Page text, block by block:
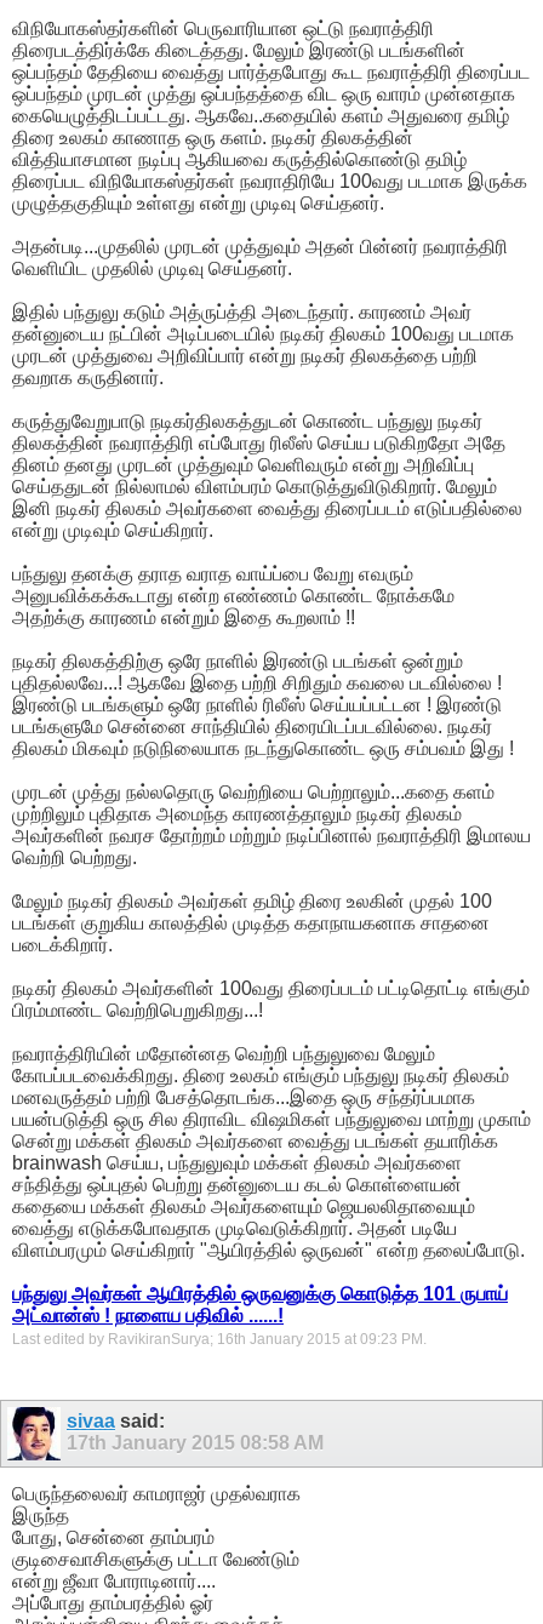
விநியோகஸ்தர்களின் பெருவாரியான ஒட்டு நவராத்திரி
திரைபடத்திர்க்கே கிடைத்தது. மேலும் இரண்டு படங்களின்
ஒப்பந்தம் தேதியை வைத்து பார்த்தபோது கூட நவராத்திரி திரைப்பட
ஒப்பந்தம் முரடன் முத்து ஒப்பந்தத்தை விட ஒரு வாரம் முன்னதாக
கையெழுத்திடப்பட்டது. ஆகவே..கதையில் களம் அதுவரை தமிழ்
திரை உலகம் காணாத ஒரு களம். நடிகர் திலகத்தின்
வித்தியாசமான நடிப்பு ஆகியவை கருத்தில்கொண்டு தமிழ்
திரைப்பட விநியோகஸ்தர்கள் நவராதிரியே 100வது படமாக இருக்க
முழுத்தகுதியும் உள்ளது என்று முடிவு செய்தனர்.
அதன்படி...முதலில் முரடன் முத்துவும் அதன் பின்னர் நவராத்திரி
வெளியிட முதலில் முடிவு செய்தனர்.
இதில் பந்துலு கடும் அத்ருப்த்தி அடைந்தார். காரணம் அவர்
தன்னுடைய நட்பின் அடிப்படையில் நடிகர் திலகம் 100வது படமாக
முரடன் முத்துவை அறிவிப்பார் என்று நடிகர் திலகத்தை பற்றி
தவறாக கருதினார்.
கருத்துவேறுபாடு நடிகர்திலகத்துடன் கொண்ட பந்துலு நடிகர்
திலகத்தின் நவராத்திரி எப்போது ரிலீஸ் செய்ய படுகிறதோ அதே
தினம் தனது முரடன் முத்துவும் வெளிவரும் என்று அறிவிப்பு
செய்ததுடன் நில்லாமல் விளம்பரம் கொடுத்துவிடுகிறார். மேலும்
இனி நடிகர் திலகம் அவர்களை வைத்து திரைப்படம் எடுப்பதில்லை
என்று முடிவும் செய்கிறார்.
பந்துலு தனக்கு தராத வராத வாய்ப்பை வேறு எவரும்
அனுபவிக்கக்கூடாது என்ற எண்ணம் கொண்ட நோக்கமே
அதற்க்கு காரணம் என்றும் இதை கூறலாம் !!
நடிகர் திலகத்திற்கு ஒரே நாளில் இரண்டு படங்கள் ஒன்றும்
புதிதல்லவே...! ஆகவே இதை பற்றி சிறிதும் கவலை படவில்லை !
இரண்டு படங்களும் ஒரே நாளில் ரிலீஸ் செய்யப்பட்டன ! இரண்டு
படங்களுமே சென்னை சாந்தியில் திரையிடப்படவில்லை. நடிகர்
திலகம் மிகவும் நடுநிலையாக நடந்துகொண்ட ஒரு சம்பவம் இது !
முரடன் முத்து நல்லதொரு வெற்றியை பெற்றாலும்...கதை களம்
முற்றிலும் புதிதாக அமைந்த காரணத்தாலும் நடிகர் திலகம்
அவர்களின் நவரச தோற்றம் மற்றும் நடிப்பினால் நவராத்திரி இமாலய
வெற்றி பெற்றது.
மேலும் நடிகர் திலகம் அவர்கள் தமிழ் திரை உலகின் முதல் 100
படங்கள் குறுகிய காலத்தில் முடித்த கதாநாயகனாக சாதனை
படைக்கிறார்.
நடிகர் திலகம் அவர்களின் 100வது திரைப்படம் பட்டிதொட்டி எங்கும்
பிரம்மாண்ட வெற்றிபெறுகிறது...!
நவராத்திரியின் மதோன்னத வெற்றி பந்துலுவை மேலும்
கோபப்படவைக்கிறது. திரை உலகம் எங்கும் பந்துலு நடிகர் திலகம்
மனவருத்தம் பற்றி பேசத்தொடங்க...இதை ஒரு சந்தர்ப்பமாக
பயன்படுத்தி ஒரு சில திராவிட விஷமிகள் பந்துலுவை மாற்று முகாம்
சென்று மக்கள் திலகம் அவர்களை வைத்து படங்கள் தயாரிக்க
brainwash செய்ய, பந்துலுவும் மக்கள் திலகம் அவர்களை
சந்தித்து ஒப்புதல் பெற்று தன்னுடைய கடல் கொள்ளையன்
கதையை மக்கள் திலகம் அவர்களையும் ஜெயலலிதாவையும்
வைத்து எடுக்கபோவதாக முடிவெடுக்கிறார். அதன் படியே
விளம்பரமும் செய்கிறார் "ஆயிரத்தில் ஒருவன்" என்ற தலைப்போடு.
பந்துலு அவர்கள் ஆயிரத்தில் ஒருவனுக்கு கொடுத்த 101 ருபாய்
அட்வான்ஸ் ! நாளைய பதிவில் ......!
Last edited by RavikiranSurya; 16th January 2015 at 09:23 PM .
sivaa said:
17th January 2015 08:58 AM
பெருந்தலைவர் காமராஜர் முதல்வராக
இருந்த
போது, சென்னை தாம்பரம்
குடிசைவாசிகளுக்கு பட்டா வேண்டும்
என்று ஜீவா போராடினார்....
அப்போது தாம்பரத்தில் ஓர்